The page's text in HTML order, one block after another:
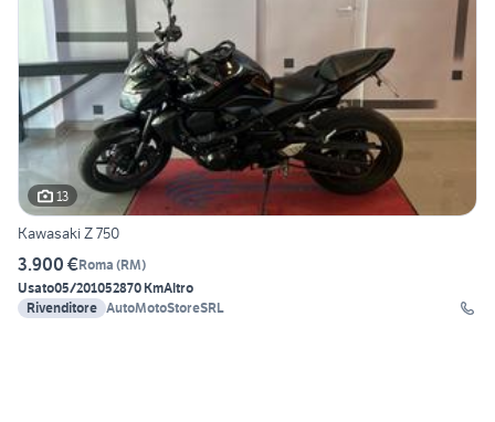
13
Kawasaki Z 750
3.900 €Roma (RM)
Usato05/201052870 KmAltro
Rivenditore AutoMotoStoreSRL